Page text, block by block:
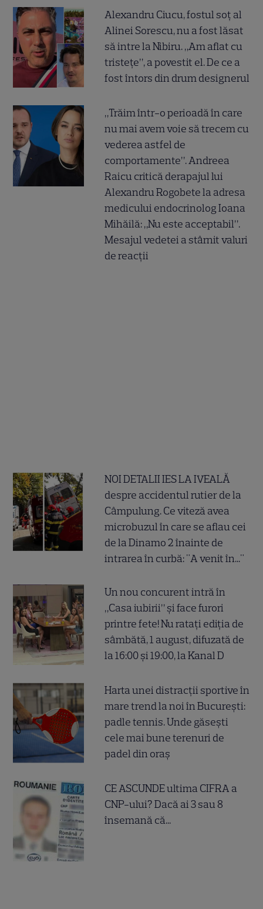
Alexandru Ciucu, fostul soț al
Alinei Sorescu, nu a fost lăsat
să intre la Nibiru. „Am aflat cu
tristețe”, a povestit el. De ce a
fost întors din drum designerul
„Trăim într-o perioadă în care
nu mai avem voie să trecem cu
vederea astfel de
comportamente”. Andreea
Raicu critică derapajul lui
Alexandru Rogobete la adresa
medicului endocrinolog Ioana
Mihăilă: „Nu este acceptabil”.
Mesajul vedetei a stârnit valuri
de reacții
NOI DETALII IES LA IVEALĂ
despre accidentul rutier de la
Câmpulung. Ce viteză avea
microbuzul în care se aflau cei
de la Dinamo 2 înainte de
intrarea în curbă: "A venit în..."
Un nou concurent intră în
„Casa iubirii” și face furori
printre fete! Nu ratați ediția de
sâmbătă, 1 august, difuzată de
la 16:00 și 19:00, la Kanal D
Harta unei distracții sportive în
mare trend la noi în București:
padle tennis. Unde găsești
cele mai bune terenuri de
padel din oraș
CE ASCUNDE ultima CIFRA a
CNP-ului? Dacă ai 3 sau 8
însemană că...